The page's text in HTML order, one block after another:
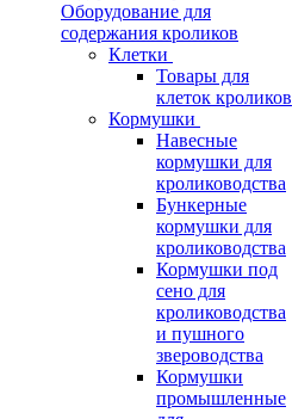
Оборудование для
содержания кроликов
Клетки
Товары для
клеток кроликов
Кормушки
Навесные
кормушки для
кролиководства
Бункерные
кормушки для
кролиководства
Кормушки под
сено для
кролиководства
и пушного
звероводства
Кормушки
промышленные